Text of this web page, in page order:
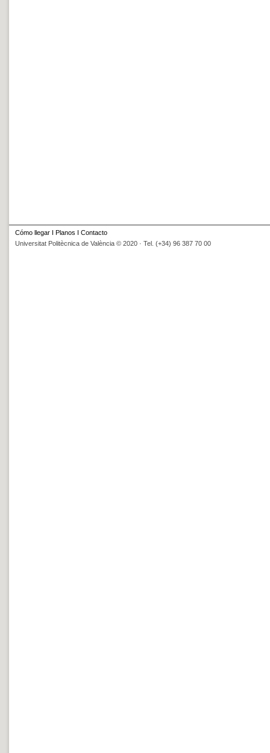
Cómo llegar I Planos I Contacto
Universitat Politècnica de València © 2020 · Tel. (+34) 96 387 70 00